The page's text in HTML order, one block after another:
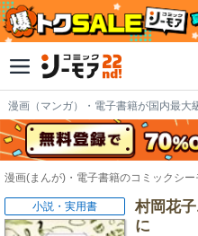
漫画（マンガ）・電子書籍が国内最大
漫画(まんが)・電子書籍のコミックシー
村岡花
に
小説・実用書